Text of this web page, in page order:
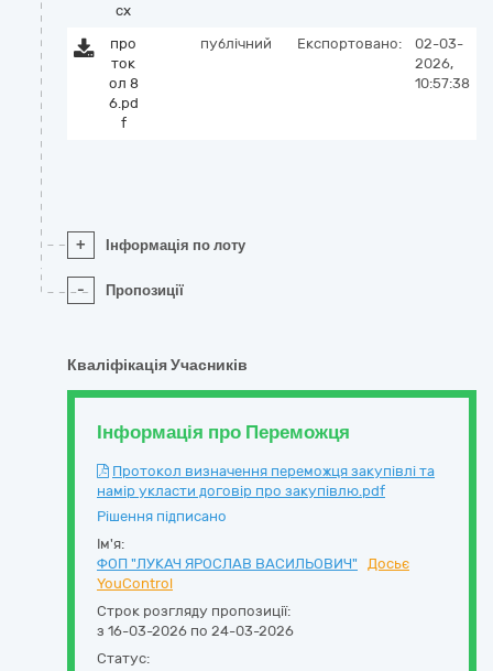
cx
про
ток
ол 8
6.pd
f
публічний Експортовано:
02-03-
2026,
10:57:38
+ Інформація по лоту
- Пропозиції
Кваліфікація Учасників
Інформація про Переможця
Протокол визначення переможця закупівлі та
намір укласти договір про закупівлю.pdf
Рішення підписано
Ім'я:
ФОП "ЛУКАЧ ЯРОСЛАВ ВАСИЛЬОВИЧ"
Досьє
YouControl
Строк розгляду пропозиції:
з 16-03-2026 по 24-03-2026
Статус: